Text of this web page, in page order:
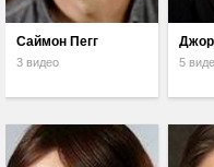
Саймон Пегг
3 видео 5